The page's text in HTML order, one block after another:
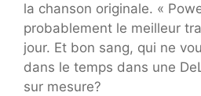
la chanson originale. «
probablement le meilleur
jour. Et bon sang, qui ne
dans le temps dans une
sur mesure?